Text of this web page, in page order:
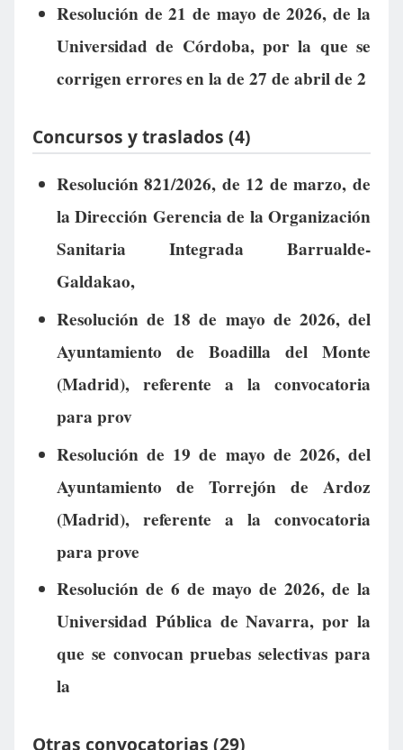
Resolución de 21 de mayo de 2026, de la
Universidad de Córdoba, por la que se
corrigen errores en la de 27 de abril de 2
Concursos y traslados (4)
Resolución 821/2026, de 12 de marzo, de
la Dirección Gerencia de la Organización
Sanitaria Integrada Barrualde-
Galdakao,
Resolución de 18 de mayo de 2026, del
Ayuntamiento de Boadilla del Monte
(Madrid), referente a la convocatoria
para prov
Resolución de 19 de mayo de 2026, del
Ayuntamiento de Torrejón de Ardoz
(Madrid), referente a la convocatoria
para prove
Resolución de 6 de mayo de 2026, de la
Universidad Pública de Navarra, por la
que se convocan pruebas selectivas para
la
Otras convocatorias (29)